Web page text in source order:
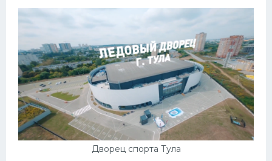
Дворец спорта Тула